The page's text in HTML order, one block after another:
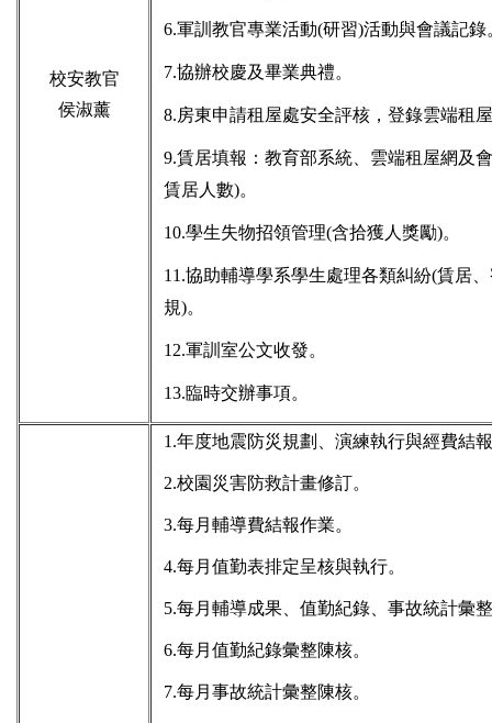
校安教官
侯淑薰
6.軍訓教官專業活動(研習)活動與會議記錄
7.協辦校慶及畢業典禮。
8.房東申請租屋處安全評核，登錄雲端租
9.賃居填報：教育部系統、雲端租屋網及
賃居人數)。
10.學生失物招領管理(含拾獲人獎勵)。
11.協助輔導學系學生處理各類糾紛(賃居
規)。
12.軍訓室公文收發。
13.臨時交辦事項。
1.年度地震防災規劃、演練執行與經費結
2.校園災害防救計畫修訂。
3.每月輔導費結報作業。
4.每月值勤表排定呈核與執行。
5.每月輔導成果、值勤紀錄、事故統計彙
6.每月值勤紀錄彙整陳核。
7.每月事故統計彙整陳核。